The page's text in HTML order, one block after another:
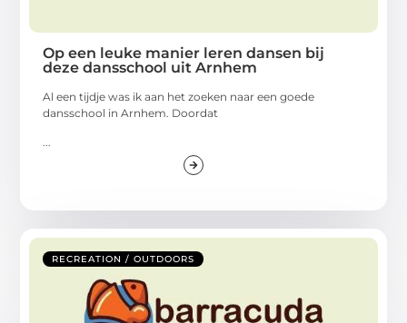
Op een leuke manier leren dansen bij
deze dansschool uit Arnhem
Al een tijdje was ik aan het zoeken naar een goede
dansschool in Arnhem. Doordat
...
RECREATION / OUTDOORS